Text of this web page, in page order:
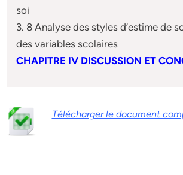
soi
3. 8 Analyse des styles d’estime de
des variables scolaires
CHAPITRE IV DISCUSSION ET
Télécharger le document